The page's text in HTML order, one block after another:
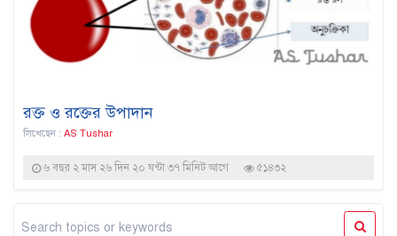
রক্ত ও রক্তের উপাদান
লিখেছেন : AS Tushar
৬ বছর ২ মাস ২৬ দিন ২০ ঘন্টা ৩৭ মিনিট আগে ৫১৪৩২